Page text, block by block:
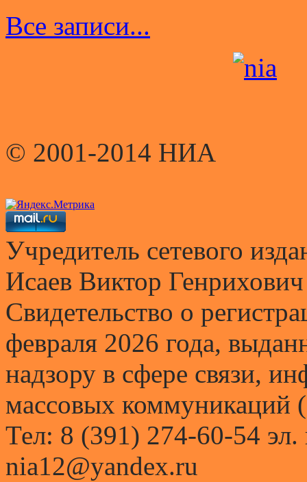
Все записи...
© 2001-2014 НИА
Учредитель сетевого
Исаев Виктор Генрихович
Свидетельство о
февраля 2026 года,
надзору в сфере связи,
массовых коммуникаций
Тел: 8 (391) 274-60-54 эл.
nia12@yandex.ru